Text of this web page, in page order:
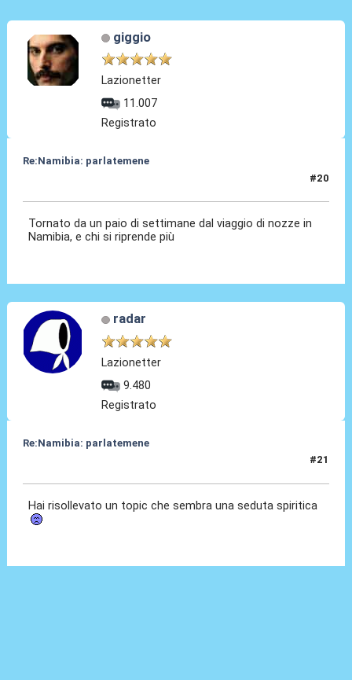
giggio
Lazionetter
11.007
Registrato
Re:Namibia: parlatemene
#20
Tornato da un paio di settimane dal viaggio di nozze in
Namibia, e chi si riprende più
radar
Lazionetter
9.480
Registrato
Re:Namibia: parlatemene
#21
Hai risollevato un topic che sembra una seduta spiritica